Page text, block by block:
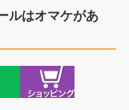
ルはオマケがあ